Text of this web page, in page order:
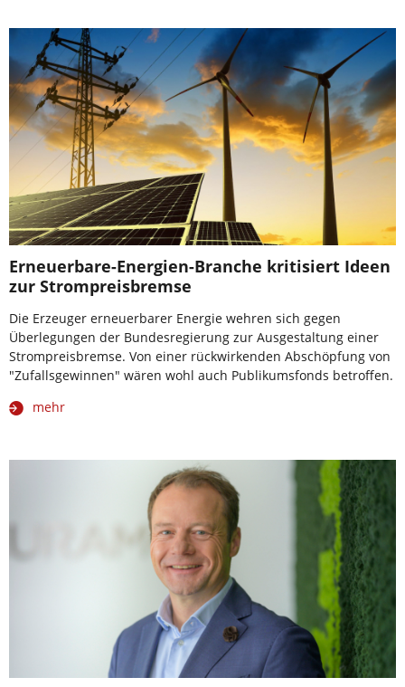
Erneuerbare-Energien-Branche kritisiert Ideen
zur Strompreisbremse
Die Erzeuger erneuerbarer Energie wehren sich gegen
Überlegungen der Bundesregierung zur Ausgestaltung einer
Strompreisbremse. Von einer rückwirkenden Abschöpfung von
"Zufallsgewinnen" wären wohl auch Publikumsfonds betroffen.
mehr